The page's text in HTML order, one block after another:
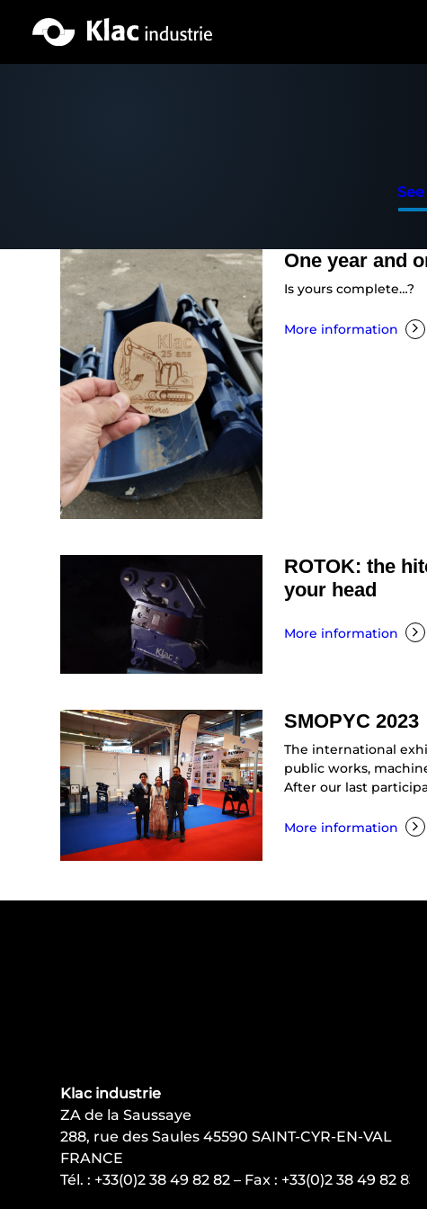
content
One year and
Is yours complete…?
More information
ROTOK: the
your head
More information
SMOPYC 2023
The international
public works,
After our last
More information
Klac industrie
ZA de la Saussaye
288, rue des Saules 45590 SAINT-CYR-EN-VAL
FRANCE
Tél. : +33(0)2 38 49 82 82 – Fax : +33(0)2 38 49 82 83